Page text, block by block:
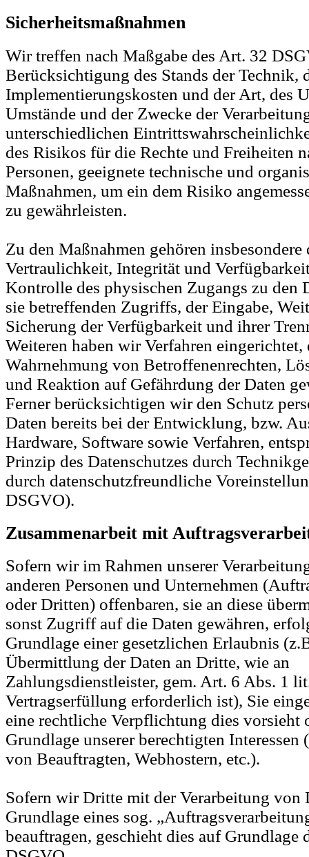
Sicherheitsmaßnahmen
Wir treffen nach Maßgabe des Art. 32
Berücksichtigung des Stands der Technik,
Implementierungskosten und der Art, des
Umstände und der Zwecke der
unterschiedlichen
des Risikos für die Rechte und Freiheiten
Personen, geeignete technische und
Maßnahmen, um ein dem Risiko
zu gewährleisten.
Zu den Maßnahmen gehören
Vertraulichkeit, Integrität und
Kontrolle des physischen Zugangs zu den
sie betreffenden Zugriffs, der Eingabe,
Sicherung der Verfügbarkeit und ihrer
Weiteren haben wir Verfahren eingerichtet,
Wahrnehmung von Betroffenenrechten,
und Reaktion auf Gefährdung der Daten
Ferner berücksichtigen wir den Schutz
Daten bereits bei der Entwicklung, bzw.
Hardware, Software sowie Verfahren,
Prinzip des Datenschutzes durch
durch datenschutzfreundliche
DSGVO).
Zusammenarbeit mit
Sofern wir im Rahmen unserer
anderen Personen und Unternehmen
oder Dritten) offenbaren, sie an diese
sonst Zugriff auf die Daten gewähren,
Grundlage einer gesetzlichen Erlaubnis
Übermittlung der Daten an Dritte, wie an
Zahlungsdienstleister, gem. Art. 6 Abs. 1
Vertragserfüllung erforderlich ist), Sie
eine rechtliche Verpflichtung dies vorsieht
Grundlage unserer berechtigten Interessen
von Beauftragten, Webhostern, etc.).
Sofern wir Dritte mit der Verarbeitung von
Grundlage eines sog.
beauftragen, geschieht dies auf Grundlage